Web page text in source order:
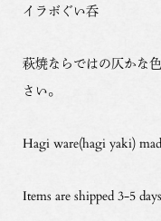
イラボぐい呑
萩焼ならではの仄かな
さい。
Hagi ware(hagi yaki)
Items are shipped 3-5